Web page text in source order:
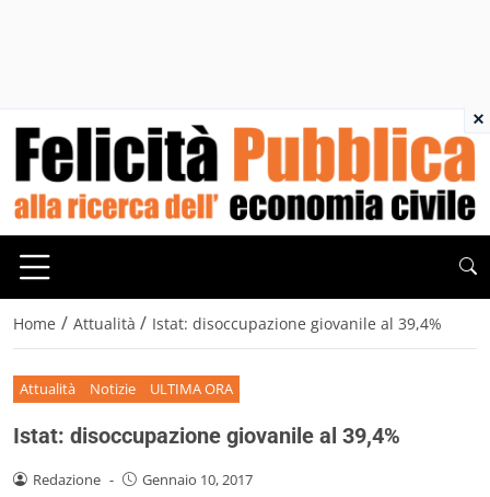
Home / Attualità / Istat: disoccupazione giovanile al 39,4%
Attualità Notizie ULTIMA ORA
Istat: disoccupazione giovanile al 39,4%
Redazione - Gennaio 10, 2017
×